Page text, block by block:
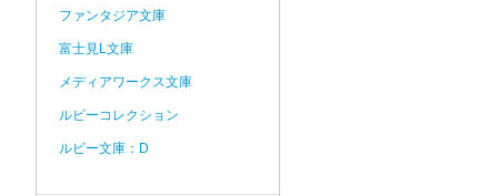
ファンタジア文庫
富士見L文庫
メディアワークス文庫
ルビーコレクション
ルビー文庫：D